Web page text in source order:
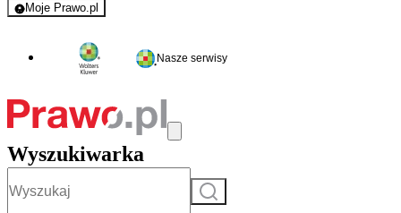
Moje Prawo.pl
- rejestracja i logowanie do serwisu
Nasze serwisy
Wyszukiwarka
Szukaj